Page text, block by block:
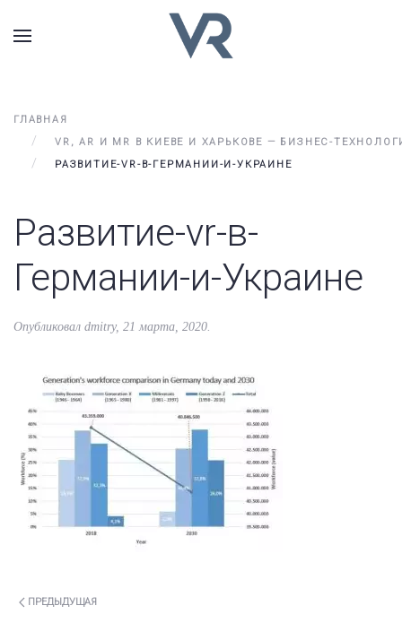
ГЛАВНАЯ
VR, AR И MR В КИЕВЕ И ХАРЬКОВЕ — БИЗНЕС-
РАЗВИТИЕ-VR-В-ГЕРМАНИИ-И-УКРАИНЕ
Развитие-vr-в-
Германии-и-Украине
Опубликовал dmitry, 21 марта, 2020.
ПРЕДЫДУЩАЯ